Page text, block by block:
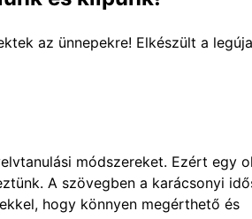
az ünnepekre! Elkészült a
módszereket. Ezért egy
A szövegben a karácsonyi
hogy könnyen megérthető és